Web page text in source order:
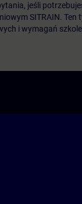
jeśli
SITRAIN.
i wymagań